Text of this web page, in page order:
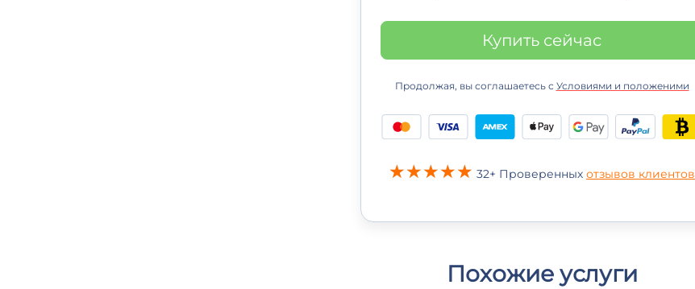
Купить сейчас
Продолжая, вы соглашаетесь с Условиями и положеними
32+ Проверенных отзывов клиентов
Похожие услуги